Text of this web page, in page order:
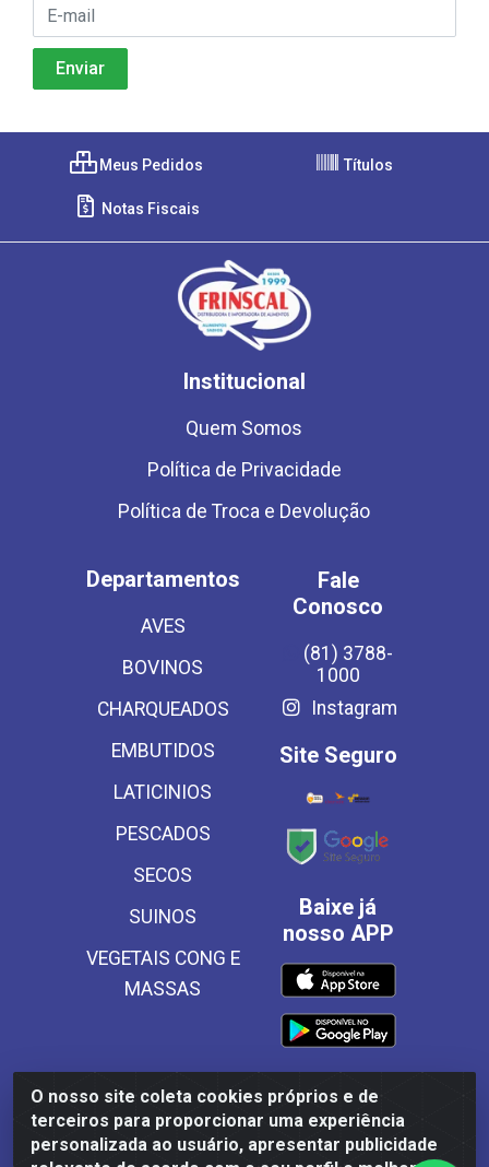
O nosso site coleta cookies próprios e de
terceiros para proporcionar uma experiência
personalizada ao usuário, apresentar publicidade
Meus Pedidos Títulos
Notas Fiscais
Institucional
Quem Somos
Política de Privacidade
Política de Troca e Devolução
Departamentos
AVES
BOVINOS
CHARQUEADOS
EMBUTIDOS
LATICINIOS
PESCADOS
SECOS
SUINOS
VEGETAIS CONG E
MASSAS
Fale
Conosco
(81) 3788-
1000
Instagram
Site Seguro
Baixe já
nosso APP
Frinscal - Distribuidora e Importadora de Alimentos LTDA -
Rodovia BR 101 Sul Km 187, 310 Galpão - Santa Rosa,
Palmares/PE - CEP 55540-000 - CNPJ 03.504.437/0001-50